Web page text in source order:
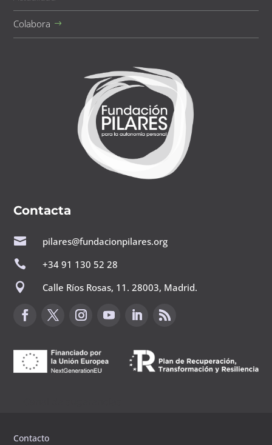
Colabora
Contacta

pilares@fundacionpilares.org

+34 91 130 52 28

Calle Ríos Rosas, 11. 28003, Madrid.
Contacto